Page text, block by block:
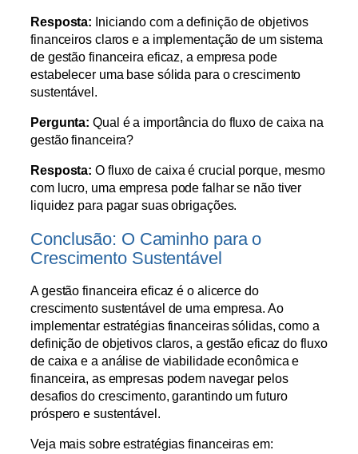
Resposta: Iniciando com a definição de objetivos
financeiros claros e a implementação de um sistema
de gestão financeira eficaz, a empresa pode
estabelecer uma base sólida para o crescimento
sustentável.
Pergunta: Qual é a importância do fluxo de caixa na
gestão financeira?
Resposta: O fluxo de caixa é crucial porque, mesmo
com lucro, uma empresa pode falhar se não tiver
liquidez para pagar suas obrigações.
Conclusão: O Caminho para o
Crescimento Sustentável
A gestão financeira eficaz é o alicerce do
crescimento sustentável de uma empresa. Ao
implementar estratégias financeiras sólidas, como a
definição de objetivos claros, a gestão eficaz do fluxo
de caixa e a análise de viabilidade econômica e
financeira, as empresas podem navegar pelos
desafios do crescimento, garantindo um futuro
próspero e sustentável.
Veja mais sobre estratégias financeiras em: